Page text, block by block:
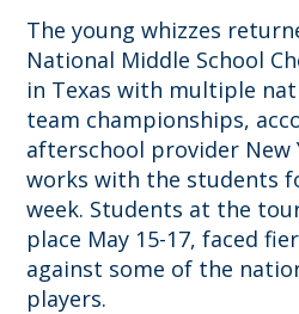
The young whizzes
National Middle School
in Texas with multiple
team championships,
afterschool provider New
works with the students
week. Students at the
place May 15-17, faced
against some of the
players.